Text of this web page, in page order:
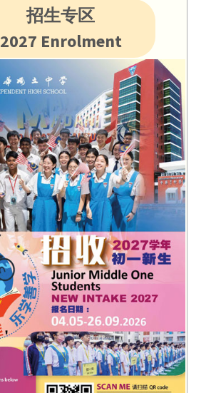
招生专区
2027 Enrolment